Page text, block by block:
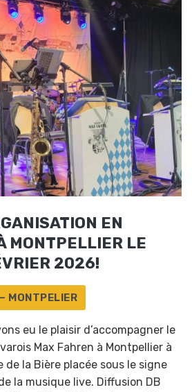
EN
MONTPELLIER LE
2026!
MONTPELIER
eu le plaisir d’accompagner le
Max Fahren à Montpellier à
de la Bière placée sous le signe
la musique live. Diffusion DB